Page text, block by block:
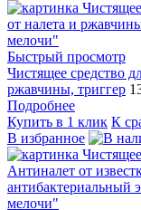
Быстрый просмотр
Чистящее средство
ржавчины, триггер
Подробнее
Купить в 1 клик К
В избранное